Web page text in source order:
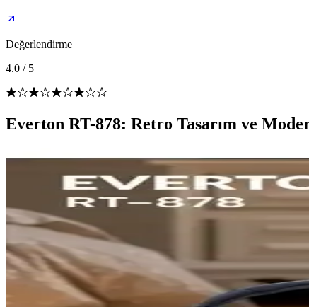
Değerlendirme
4.0 / 5
Everton RT-878: Retro Tasarım ve